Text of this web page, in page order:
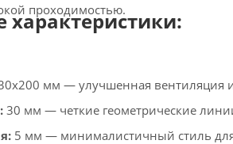
проходимостью.
характеристики:
мм — улучшенная вентиляция
30 мм — четкие геометрические
5 мм — минималистичный стиль